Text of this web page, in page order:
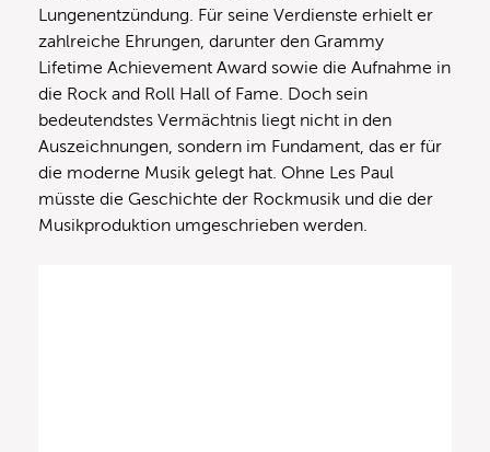
Lungenentzündung. Für seine Verdienste erhielt er
zahlreiche Ehrungen, darunter den Grammy
Lifetime Achievement Award sowie die Aufnahme in
die Rock and Roll Hall of Fame. Doch sein
bedeutendstes Vermächtnis liegt nicht in den
Auszeichnungen, sondern im Fundament, das er für
die moderne Musik gelegt hat. Ohne Les Paul
müsste die Geschichte der Rockmusik und die der
Musikproduktion umgeschrieben werden.